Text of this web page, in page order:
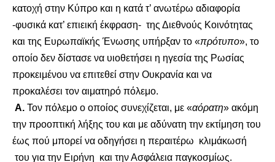
κατοχή στην Κύπρο και η κατά τ’ ανωτέρω αδιαφορία
-φυσικά κατ’ επιεική έκφραση- της Διεθνούς Κοινότητας
και της Ευρωπαϊκής Ένωσης υπήρξαν το «πρότυπο», το
οποίο δεν δίστασε να υιοθετήσει η ηγεσία της Ρωσίας
προκειμένου να επιτεθεί στην Ουκρανία και να
προκαλέσει τον αιματηρό πόλεμο.
Α. Τον πόλεμο ο οποίος συνεχίζεται, με «αόρατη» ακόμη
την προοπτική λήξης του και με αδύνατη την εκτίμηση του
έως πού μπορεί να οδηγήσει η περαιτέρω κλιμάκωσή
του για την Ειρήνη και την Ασφάλεια παγκοσμίως.